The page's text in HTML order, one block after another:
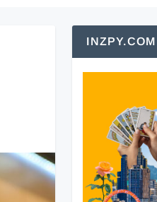
INZPY.COM